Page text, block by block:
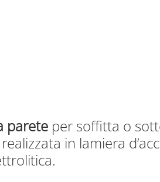
e
parete per soffitta o
in lamiera